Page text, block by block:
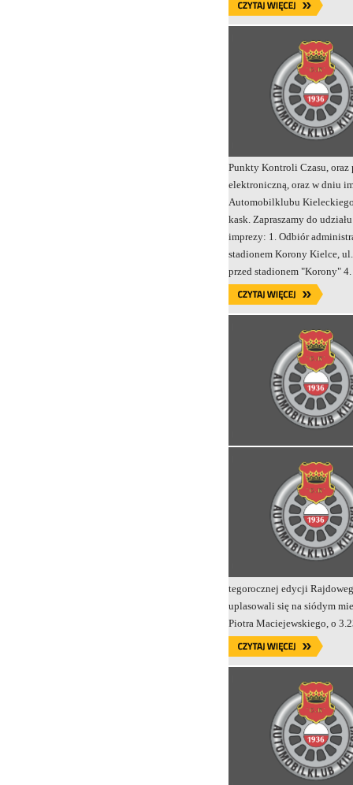
Punkty Kontroli Czasu, oraz
elektroniczną, oraz w dniu
Automobilklubu
kask. Zapraszamy do
imprezy: 1. Odbiór
stadionem Korony Kielce,
przed stadionem "Korony"
tegorocznej edycji
uplasowali się na siódym
Piotra Maciejewskiego, o